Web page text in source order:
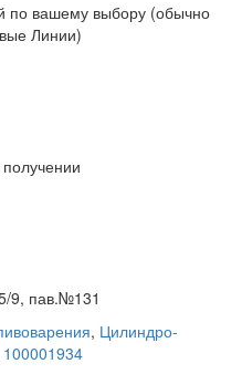
по вашему выбору (обычно
Линии)
9, пав.№131
, Цилиндро-
100001934